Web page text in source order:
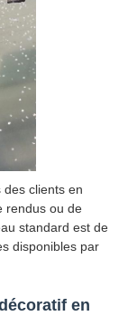
des clients en
rendus ou de
standard est de
disponibles par
en